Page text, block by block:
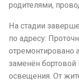
родителями,
На стадии
по адресу:
отремонтировано
заменён
освещения. От